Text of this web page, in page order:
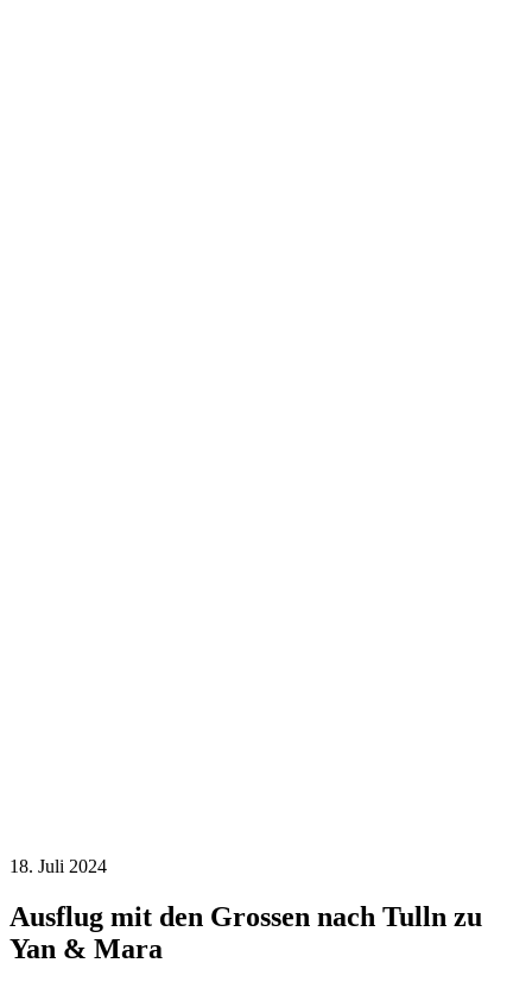
18. Juli 2024
Ausflug mit den Grossen nach Tulln zu
Yan & Mara